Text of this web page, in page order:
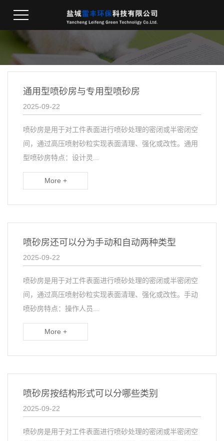
通用型喷砂房与专用型喷砂房
2025-09-22
喷砂房是用于对工件表面进行喷砂处理的密闭或半密闭空
间，通过高压喷射砂粒实现表面清理、强化或改性。通用
型喷砂房特点：设计灵...
More +
喷砂房还可以分为手动和自动两种类型
2025-09-22
喷砂房是用于对工件表面进行喷砂处理的密闭或半密闭空
间，通过高压喷射砂粒实现表面清理、强化或改性。手动
喷砂房特点：操作人员...
More +
喷砂房按结构形式可以分哪些类别
2025-09-22
喷砂房是用于对工件表面进行喷砂处理的密闭或半密闭空